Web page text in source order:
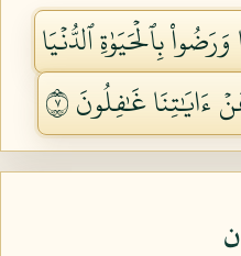
بِٱلۡحَيَوٰةِ ٱلدُّنۡيَا
ءَايَٰتِنَا غَٰفِلُونَ ٧